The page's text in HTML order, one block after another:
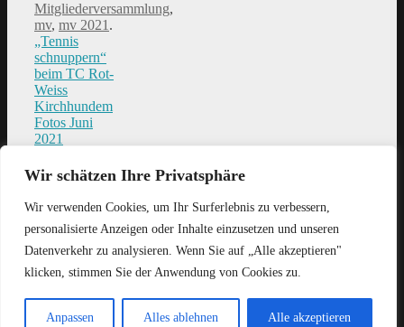
Wir schätzen Ihre Privatsphäre
Wir verwenden Cookies, um Ihr Surferlebnis zu verbessern,
personalisierte Anzeigen oder Inhalte einzusetzen und unseren
Datenverkehr zu analysieren. Wenn Sie auf „Alle akzeptieren"
klicken, stimmen Sie der Anwendung von Cookies zu.
Anpassen Alles ablehnen Alle akzeptieren
Mitgliederversammlung,
mv, mv 2021.
„Tennis
schnuppern“
beim TC Rot-
Weiss
Kirchhundem
Fotos Juni
2021
Neue Anschrift: TC Rot-Weiss Kirchhundem e.V. Houplines-
Weg 2, 57399 Kirchhundem
TC Rot-Weiss Kirchhundem e.V.
- Platzanlage: Heitmicke 2a -
57399 Kirchhundem -
Postanschrift:Reinhard Thiedemann - An der Kahle 5a - 57368
Lennestadt